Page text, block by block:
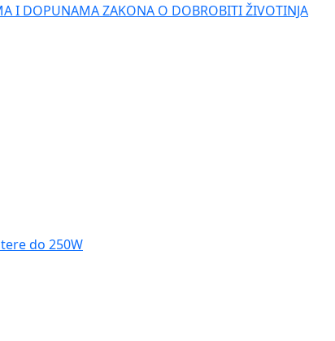
I DOPUNAMA ZAKONA O DOBROBITI ŽIVOTINJA
do 250W